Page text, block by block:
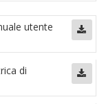
utente
di